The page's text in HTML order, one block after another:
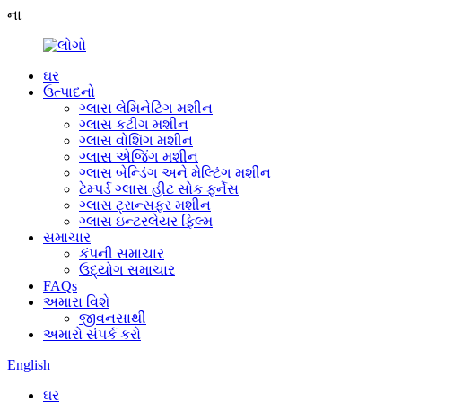
ના
ઘર
ઉત્પાદનો
ગ્લાસ લેમિનેટિંગ મશીન
ગ્લાસ કટીંગ મશીન
ગ્લાસ વોશિંગ મશીન
ગ્લાસ એજિંગ મશીન
ગ્લાસ બેન્ડિંગ અને મેલ્ટિંગ મશીન
ટેમ્પર્ડ ગ્લાસ હીટ સોક ફર્નેસ
ગ્લાસ ટ્રાન્સફર મશીન
ગ્લાસ ઇન્ટરલેયર ફિલ્મ
સમાચાર
કંપની સમાચાર
ઉદ્યોગ સમાચાર
FAQs
અમારા વિશે
જીવનસાથી
અમારો સંપર્ક કરો
English
ઘર